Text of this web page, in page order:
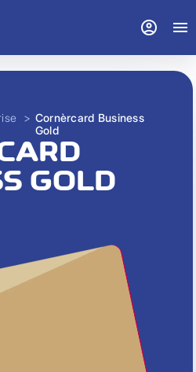
> Cornèrcard Business
Gold
GOLD
account_circle menu